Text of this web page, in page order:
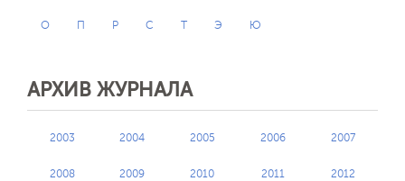
О П Р С Т Э Ю
АРХИВ ЖУРНАЛА
2003 2004 2005 2006 2007
2008 2009 2010 2011 2012